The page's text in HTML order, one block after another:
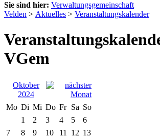
Sie sind hier: Verwaltungsgemeinschaft
Velden > Aktuelles > Veranstaltungskalender
VGem
Oktober
2024
Mo Di Mi Do Fr Sa So
1
2 3 4 5
6
7
8 9 10 11 12 13